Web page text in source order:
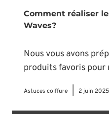
Comment réaliser
Waves?
Nous vous avons
produits favoris pour
Astuces coiffure 2 juin 2025